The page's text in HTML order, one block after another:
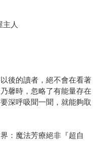
主人
後的讀者，絕不會在看著
馨時，忽略了有能量存在
深呼吸聞一聞，就能夠取
：魔法芳療絕非『超自